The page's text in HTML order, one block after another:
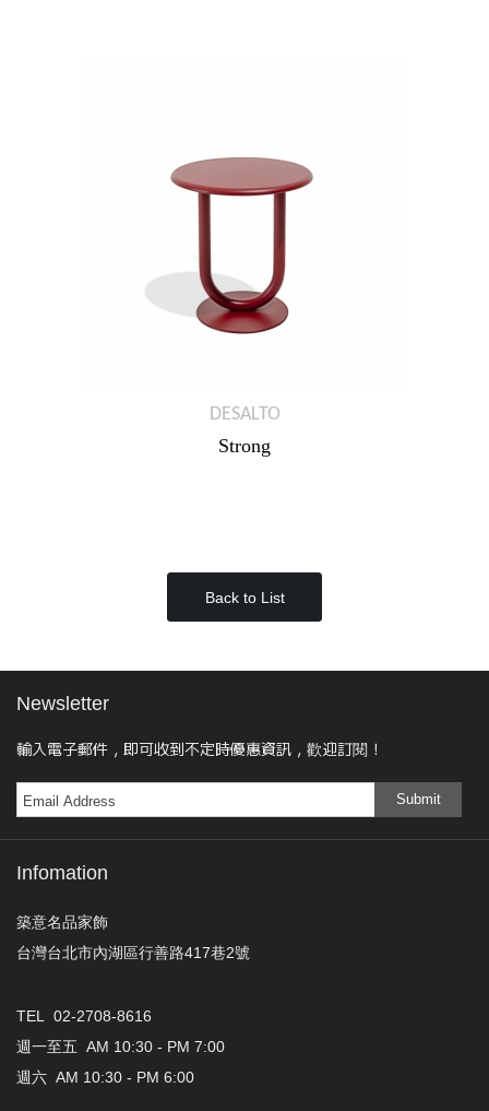
DESALTO
Strong
Back to List
Newsletter
輸入電子郵件，即可收到不定時優惠資訊，歡迎訂閱！
Submit
Infomation
築意名品家飾
台灣台北市內湖區行善路417巷2號
TEL 02-2708-8616
週一至五 AM 10:30 - PM 7:00
週六 AM 10:30 - PM 6:00